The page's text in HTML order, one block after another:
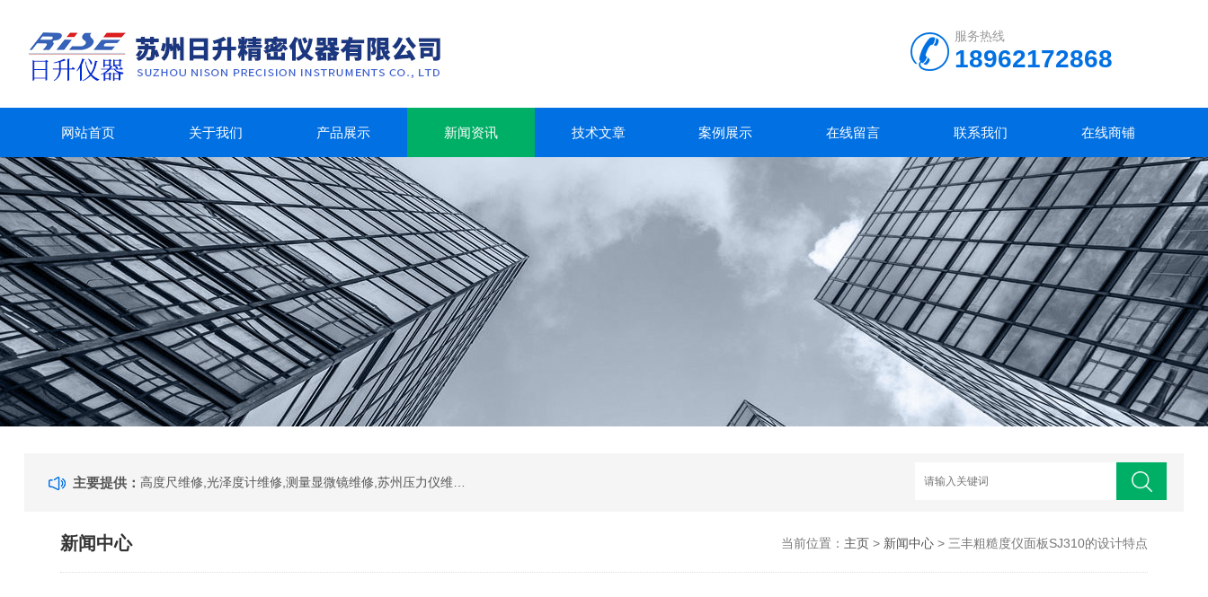
服务热线
18962172868
网站首页 关于我们 产品展示 新闻资讯 技术文章 案例展示 在线留言 联系我们 在线商铺
主要提供：
新闻中心 当前位置： 主页> 新闻中心> 三丰粗糙度仪面板SJ310的设计特点